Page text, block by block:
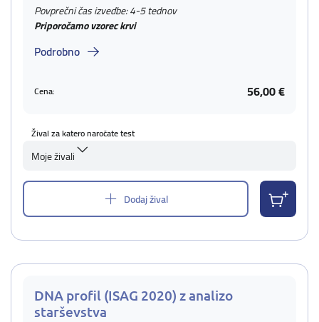
Povprečni čas izvedbe: 4-5 tednov
Priporočamo vzorec krvi
Podrobno
Cena: 56,00 €
Žival za katero naročate test
Moje živali
Dodaj žival
DNA profil (ISAG 2020) z analizo
starševstva